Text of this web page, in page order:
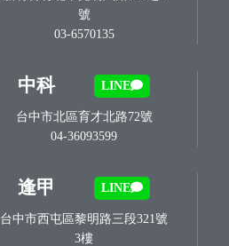
號
03-6570135
中科 LINE
台中市北區育才北路72號
04-36093599
逢甲 LINE
台中市西屯區黎明路三段321號
3樓